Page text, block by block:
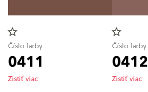
star_border
Číslo farby
0411
Zistiť viac
star_border
Číslo farby
0412
Zistiť viac